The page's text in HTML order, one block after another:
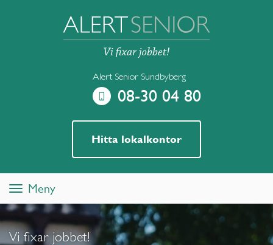
Alert Senior Sundbyberg
08-30 04 80
Hitta lokalkontor
ToggleMeny
Vi fixar jobbet!